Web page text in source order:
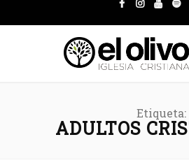
Etiqueta:
ADULTOS